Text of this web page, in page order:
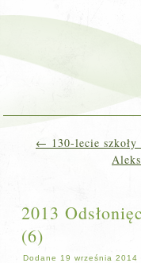
← 130-lecie
2013
(6)
Dodane 19 września 2014